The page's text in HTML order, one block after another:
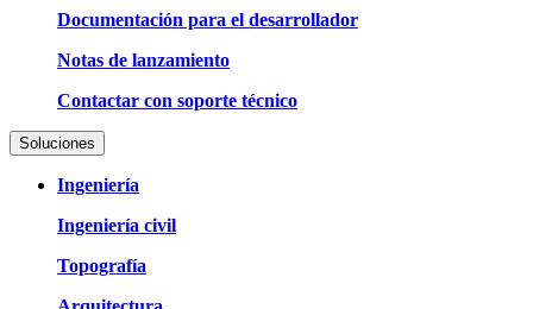
Documentación para el desarrollador
Notas de lanzamiento
Contactar con soporte técnico
Soluciones
Ingeniería
Ingeniería civil
Topografía